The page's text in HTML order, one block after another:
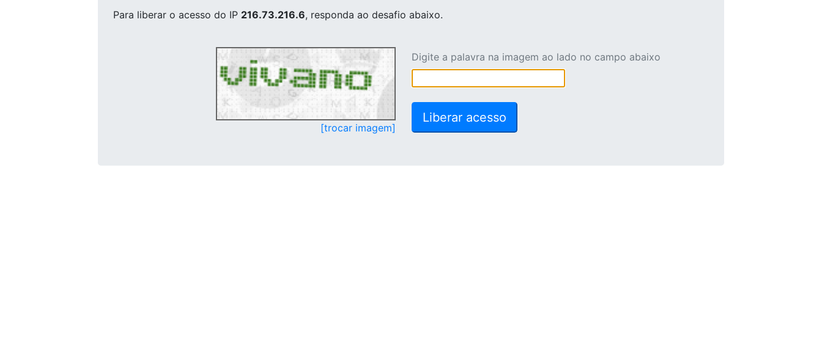
Para liberar o acesso do IP 216.73.216.6, responda ao desafio abaixo.
[trocar imagem]
Digite a palavra na imagem ao lado no campo abaixo